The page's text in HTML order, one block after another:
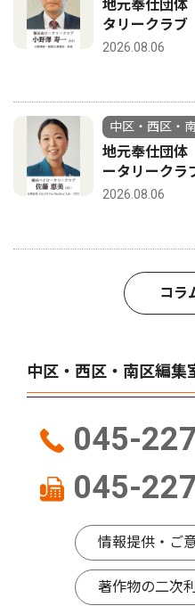
地元奉仕団
タリークラブ
2026.08.06
中区・西区・
地元奉仕団
ータリークラ
2026.08.06
コラ
中区・西区・南区編集
045-
045-
情報提供・ご
著作物の二次